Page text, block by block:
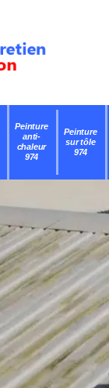
Peinture
anti-
chaleur
974
Peinture
sur tôle
974